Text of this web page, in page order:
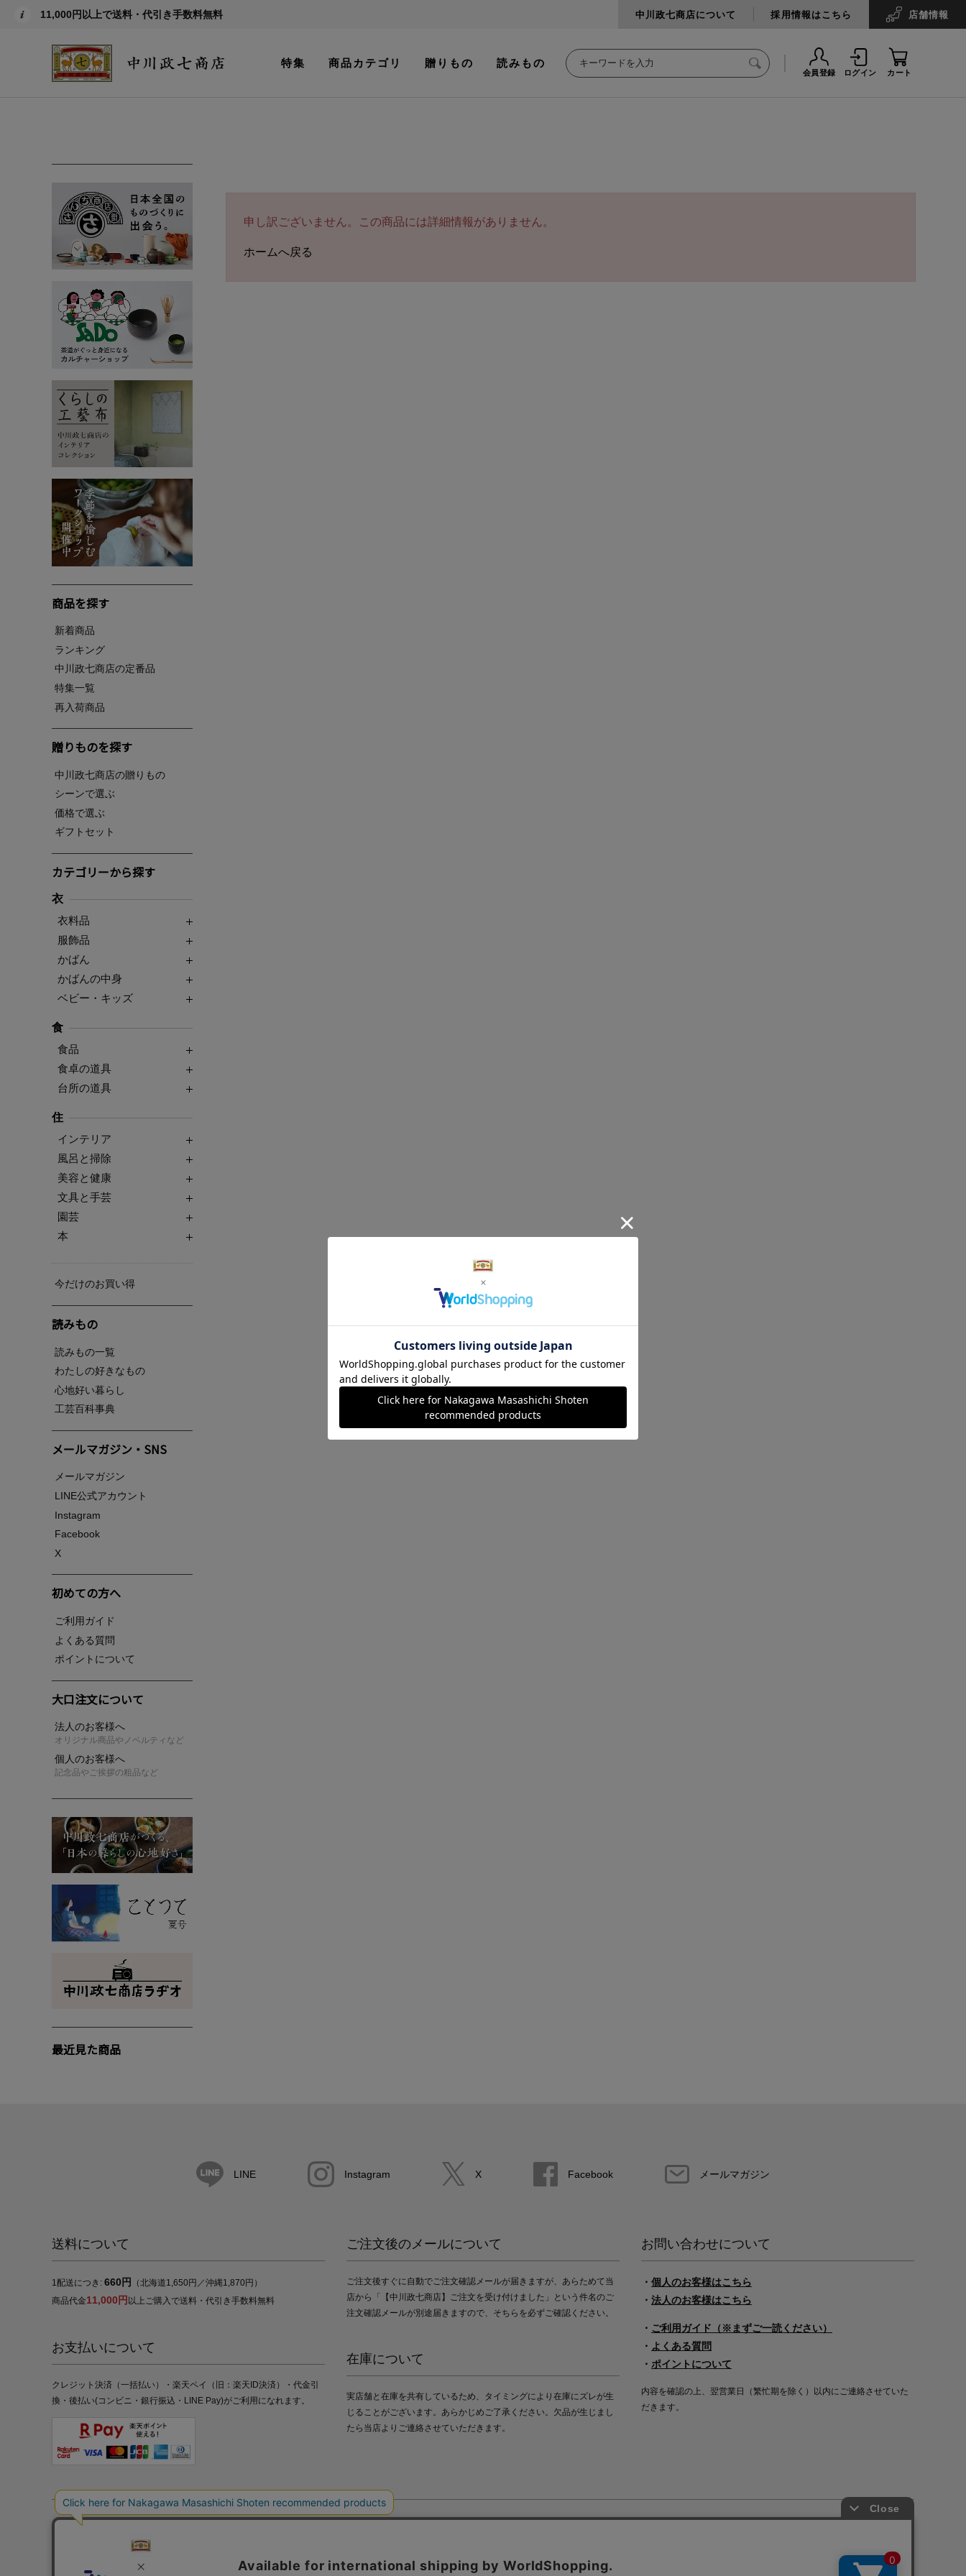
11,000円以上で送料・代引き手数料無料 中川政七商店について 採用情報はこちら 店舗情報
特集 商品カテゴリ 贈りもの 読みもの
会員登録 ログイン カート
商品を探す
新着商品
ランキング
中川政七商店の定番品
特集一覧
再入荷商品
贈りものを探す
中川政七商店の贈りもの
シーンで選ぶ
価格で選ぶ
ギフトセット
カテゴリーから探す
衣
衣料品
服飾品
かばん
かばんの中身
ベビー・キッズ
食
食品
食卓の道具
台所の道具
住
インテリア
風呂と掃除
美容と健康
文具と手芸
園芸
本
今だけのお買い得
読みもの
読みもの一覧
わたしの好きなもの
心地好い暮らし
工芸百科事典
メールマガジン・SNS
メールマガジン
LINE公式アカウント
Instagram
Facebook
X
初めての方へ
ご利用ガイド
よくある質問
ポイントについて
大口注文について
法人のお客様へ
オリジナル商品やノベルティなど
個人のお客様へ
記念品やご挨拶の粗品など
最近見た商品
申し訳ございません。この商品には詳細情報がありません。
ホームへ戻る
LINE Instagram X Facebook メールマガジン
送料について
1配送につき: 660円
（北海道1,650円／沖縄1,870円）
商品代金11,000円 以上ご購入で送料・代引き手数料無料
お支払いについて
クレジット決済（一括払い）・楽天ペイ（旧：楽天ID決済）・代金引
換・後払い(コンビニ・銀行振込・LINE Pay)がご利用になれます。
ご注文後のメールについて
ご注文後すぐに自動でご注文確認メールが届きますが、あらためて当
店から「【中川政七商店】ご注文を受け付けました」という件名のご
注文確認メールが別途届きますので、そちらを必ずご確認ください。
在庫について
実店舗と在庫を共有しているため、タイミングにより在庫にズレが生
じることがございます。あらかじめご了承ください。欠品が生じまし
たら当店よりご連絡させていただきます。
お問い合わせについて
・ 個人のお客様はこちら
・ 法人のお客様はこちら
・ ご利用ガイド（※まずご一読ください）
・ よくある質問
・ ポイントについて
内容を確認の上、翌営業日（繁忙期を除く）以内にご連絡させていた
だきます。
プライバシーポリシー